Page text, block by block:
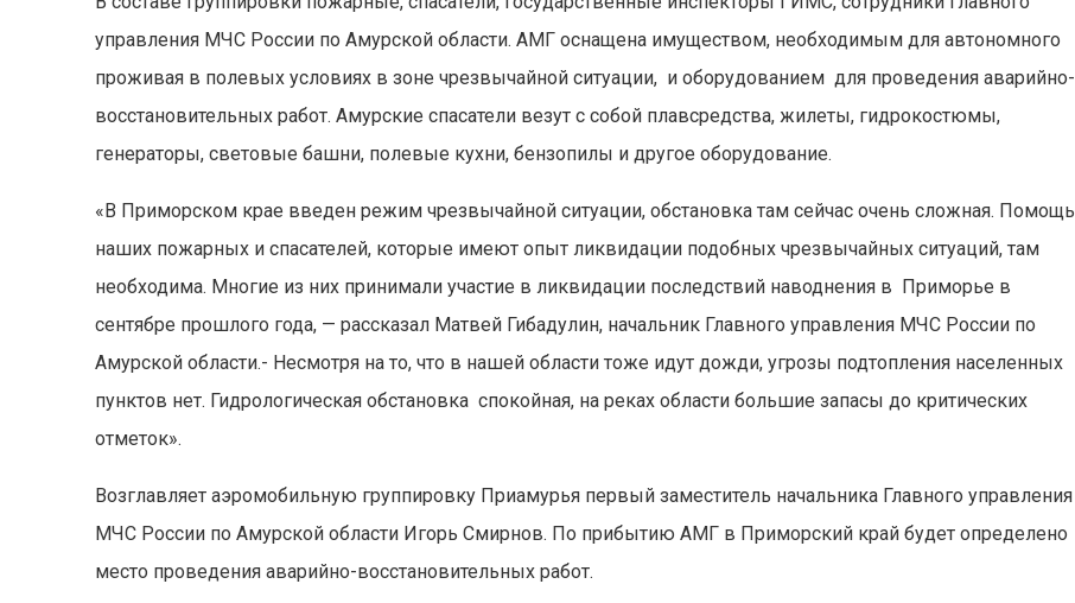
управления МЧС России по Амурской области. АМГ оснащена имуществом, необходимым для автономного
проживая в полевых условиях в зоне чрезвычайной ситуации, и оборудованием для проведения аварийно-
восстановительных работ. Амурские спасатели везут с собой плавсредства, жилеты, гидрокостюмы,
генераторы, световые башни, полевые кухни, бензопилы и другое оборудование.
«В Приморском крае введен режим чрезвычайной ситуации, обстановка там сейчас очень сложная. Помощь
наших пожарных и спасателей, которые имеют опыт ликвидации подобных чрезвычайных ситуаций, там
необходима. Многие из них принимали участие в ликвидации последствий наводнения в Приморье в
сентябре прошлого года, — рассказал Матвей Гибадулин, начальник Главного управления МЧС России по
Амурской области.- Несмотря на то, что в нашей области тоже идут дожди, угрозы подтопления населенных
пунктов нет. Гидрологическая обстановка спокойная, на реках области большие запасы до критических
отметок».
Возглавляет аэромобильную группировку Приамурья первый заместитель начальника Главного управления
МЧС России по Амурской области Игорь Смирнов. По прибытию АМГ в Приморский край будет определено
место проведения аварийно-восстановительных работ.